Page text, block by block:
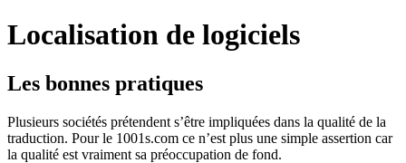
Localisation de logiciels
Les bonnes pratiques
Plusieurs sociétés prétendent s’être impliquées dans la qualité de la
traduction. Pour le 1001s.com ce n’est plus une simple assertion car
la qualité est vraiment sa préoccupation de fond.